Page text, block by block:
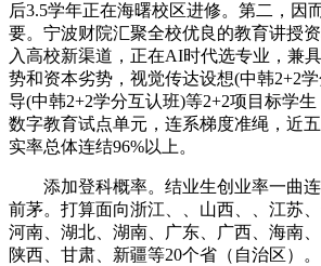
后3.5学年正在海曙校区进修。第二，因
要。宁波财院汇聚全校优良的教育讲授
入高校新渠道，正在AI时代选专业，兼
势和资本劣势，视觉传达设想(中韩2+2
导(中韩2+2学分互认班)等2+2项目标学
数字教育试点单元，连系梯度准绳，近
实率总体连结96%以上。
添加登科概率。结业生创业率一曲连
前茅。打算面向浙江、、山西、、江苏
河南、湖北、湖南、广东、广西、海南
陕西、甘肃、新疆等20个省（自治区）